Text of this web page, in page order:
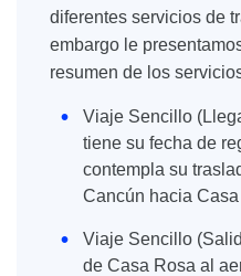
diferentes servicios de
embargo le
resumen de los
Viaje Sencillo
tiene su fecha de
contempla su
Cancún hacia
Viaje Sencillo
de Casa Rosa al